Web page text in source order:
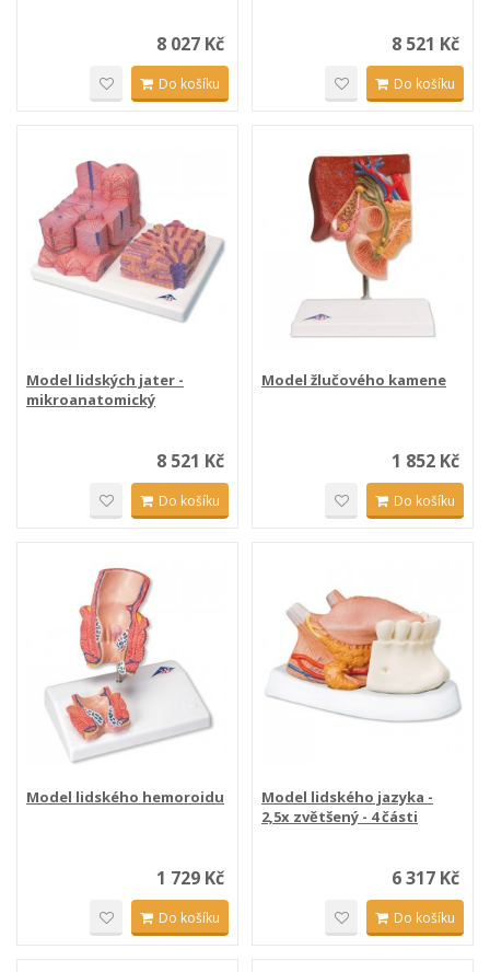
8 027 Kč
Do košíku
8 521 Kč
Do košíku
Model lidských jater -
mikroanatomický
8 521 Kč
Do košíku
Model žlučového kamene
1 852 Kč
Do košíku
Model lidského hemoroidu
1 729 Kč
Do košíku
Model lidského jazyka -
2,5x zvětšený - 4 části
6 317 Kč
Do košíku